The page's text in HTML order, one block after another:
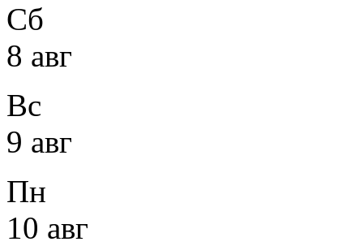
Сб
8 авг
Вс
9 авг
Пн
10 авг